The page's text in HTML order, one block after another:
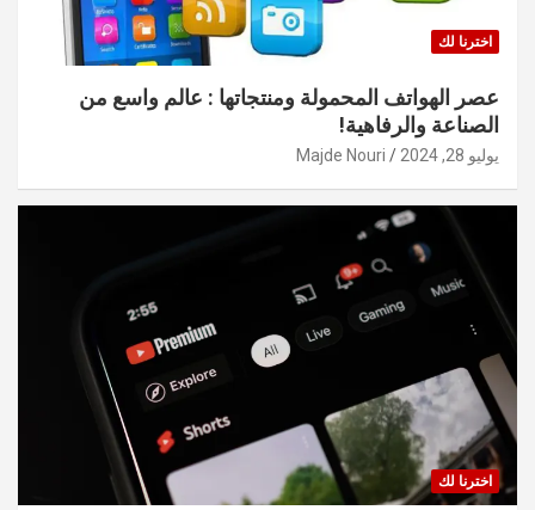
اخترنا لك
عصر الهواتف المحمولة ومنتجاتها : عالم واسع من
الصناعة والرفاهية!
يوليو 28, 2024 Majde Nouri
اخترنا لك